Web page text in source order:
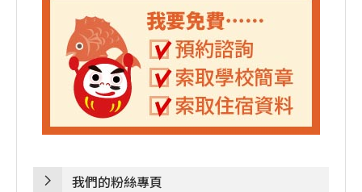
我們的粉絲專頁